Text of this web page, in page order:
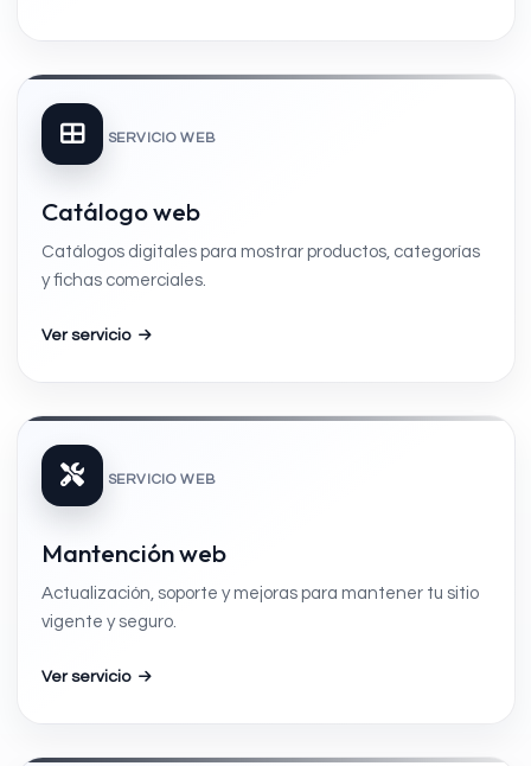
SERVICIO WEB
Catálogo web
Catálogos digitales para mostrar productos, categorías
y fichas comerciales.
Ver servicio
SERVICIO WEB
Mantención web
Actualización, soporte y mejoras para mantener tu sitio
vigente y seguro.
Ver servicio